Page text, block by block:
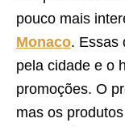
pouco mais
Monaco. Essas
pela cidade e o
promoções. O
mas os